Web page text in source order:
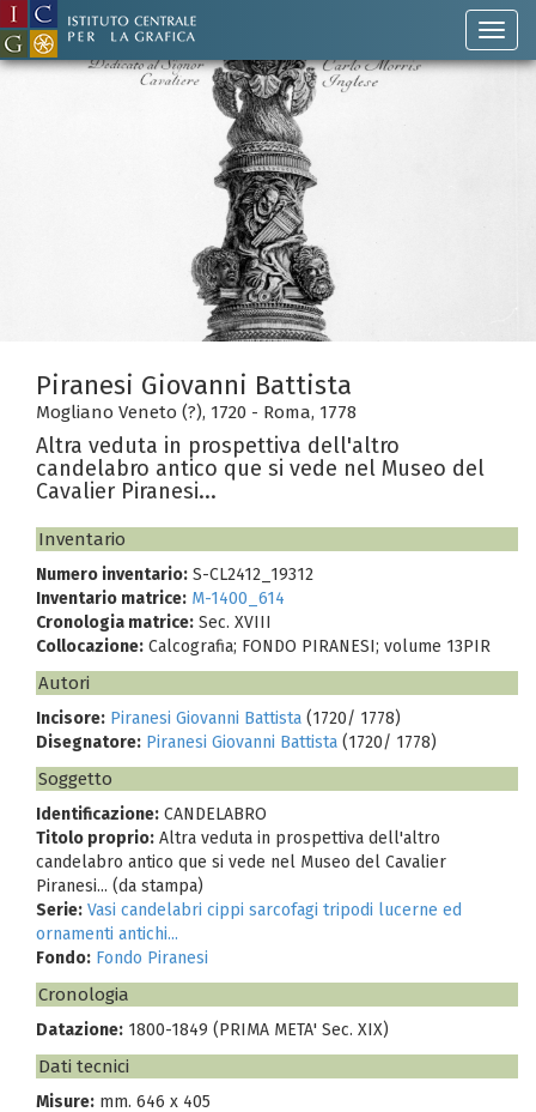
Piranesi Giovanni Battista
Mogliano Veneto (?), 1720 - Roma, 1778
Altra veduta in prospettiva dell'altro
candelabro antico que si vede nel Museo del
Cavalier Piranesi...
Inventario
Numero inventario: S-CL2412_19312
Inventario matrice: M-1400_614
Cronologia matrice: Sec. XVIII
Collocazione: Calcografia; FONDO PIRANESI; volume 13PIR
Autori
Incisore: Piranesi Giovanni Battista (1720/ 1778)
Disegnatore: Piranesi Giovanni Battista (1720/ 1778)
Soggetto
Identificazione: CANDELABRO
Titolo proprio: Altra veduta in prospettiva dell'altro
candelabro antico que si vede nel Museo del Cavalier
Piranesi... (da stampa)
Serie: Vasi candelabri cippi sarcofagi tripodi lucerne ed
ornamenti antichi...
Fondo: Fondo Piranesi
Cronologia
Datazione: 1800-1849 (PRIMA META' Sec. XIX)
Dati tecnici
Misure: mm. 646 x 405